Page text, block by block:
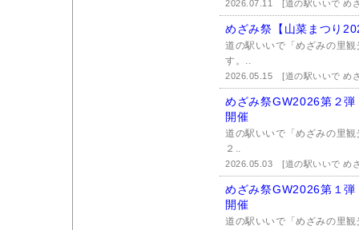
2026.07.11[道の駅いいで め
めざみ祭【山菜まつり
道の駅いいで「めざみの里
す。..
2026.05.15[道の駅いいで め
めざみ祭GW2026第２
開催
道の駅いいで「めざみの里
２..
2026.05.03[道の駅いいで め
めざみ祭GW2026第１
開催
道の駅いいで「めざみの里